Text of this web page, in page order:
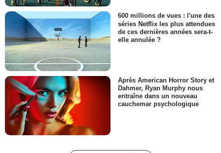
600 millions de vues : l'une des
séries Netflix les plus attendues
de ces dernières années sera-t-
elle annulée ?
Après American Horror Story et
Dahmer, Ryan Murphy nous
entraîne dans un nouveau
cauchemar psychologique